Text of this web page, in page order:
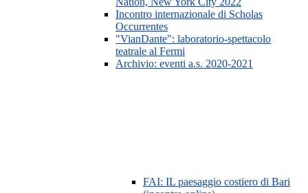
Incontro internazionale di Scholas
Occurrentes
"VianDante": laboratorio-spettacolo
teatrale al Fermi
Archivio: eventi a.s. 2020-2021
FAI: IL paesaggio costiero di Bari